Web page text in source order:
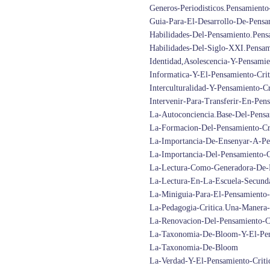
Generos-
Guia-Para-El-Desarrollo-De-
Habilidades-Del-
Habilidades-Del-Siglo-
Identidad,Asolescencia-Y-
Informatica-Y-El-Pensamiento-
Interculturalidad-Y-Pensamiento-
Intervenir-Para-Transferir-En-
La-Autoconciencia.Base-Del-
La-Formacion-Del-Pensamiento-
La-Importancia-De-Ensenyar-A-
La-Importancia-Del-
La-Lectura-Como-Generadora-
La-Lectura-En-La-Escuela-
La-Miniguia-Para-El-
La-Pedagogia-Critica.Una-
La-Renovacion-Del-Pensamiento-
La-Taxonomia-De-Bloom-Y-El-
La-Taxonomia-De-Bloom
La-Verdad-Y-El-Pensamiento-